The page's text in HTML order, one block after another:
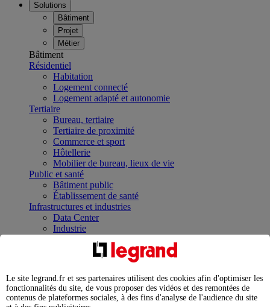
Solutions
Bâtiment
Projet
Métier
Bâtiment
Résidentiel
Habitation
Logement connecté
Logement adapté et autonomie
Tertiaire
Bureau, tertiaire
Tertiaire de proximité
Commerce et sport
Hôtellerie
Mobilier de bureau, lieux de vie
Public et santé
Bâtiment public
Établissement de santé
Infrastructures et industries
Data Center
Industrie
Infrastructures
Contrôler et planifier le fonctionnement des appareils
Répartir et optimiser son tableau électrique
Legrand Data Center Solutions : concentrer les
expertises au service de vos performances
Le site legrand.fr et ses partenaires utilisent des cookies afin d'optimiser les
fonctionnalités du site, de vous proposer des vidéos et des remontées de
contenus de plateformes sociales, à des fins d'analyse de l'audience du site